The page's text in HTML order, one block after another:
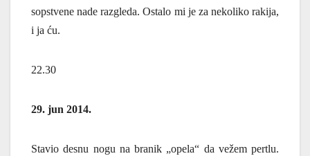
sopstvene nade razgleda. Ostalo mi je za nekoliko rakija,
i ja ću.
22.30
29. jun 2014.
Stavio desnu nogu na branik „opela“ da vežem pertlu.